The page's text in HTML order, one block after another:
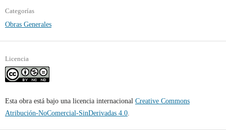
Categorías
Obras Generales
Licencia
Esta obra está bajo una licencia internacional Creative Commons
Atribución-NoComercial-SinDerivadas 4.0.